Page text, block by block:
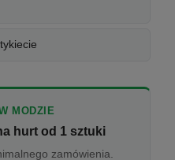
MODZIE
hurt od 1 sztuki
zamówienia.